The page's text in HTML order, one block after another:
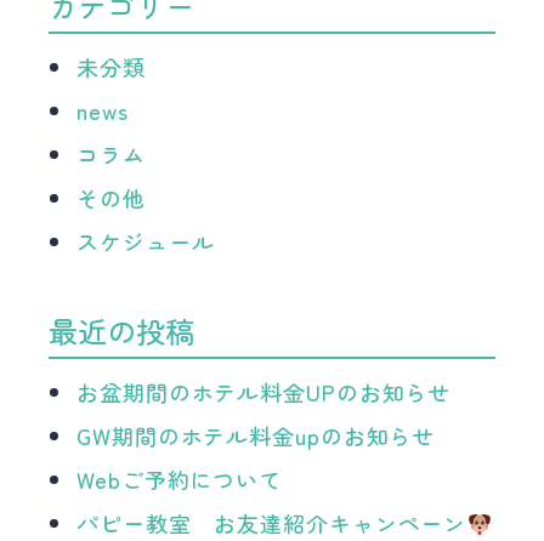
未分類
news
コラム
その他
スケジュール
最近の投稿
お盆期間のホテル料金UPのお知らせ
GW期間のホテル料金upのお知らせ
Webご予約について
パピー教室 お友達紹介キャンペーン